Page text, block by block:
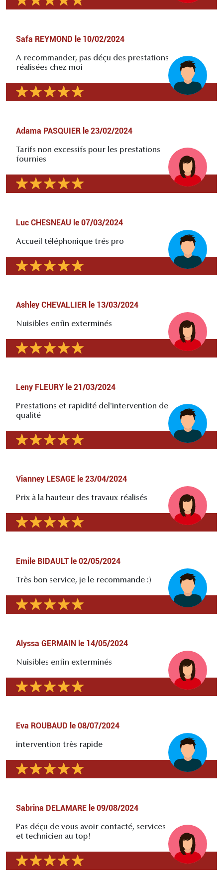
Safa REYMOND le 10/02/2024
A recommander, pas déçu des prestations
réalisées chez moi
Adama PASQUIER le 23/02/2024
Tarifs non excessifs pour les prestations
fournies
Luc CHESNEAU le 07/03/2024
Accueil téléphonique trés pro
Ashley CHEVALLIER le 13/03/2024
Nuisibles enfin exterminés
Leny FLEURY le 21/03/2024
Prestations et rapidité del'intervention de
qualité
Vianney LESAGE le 23/04/2024
Prix à la hauteur des travaux réalisés
Emile BIDAULT le 02/05/2024
Très bon service, je le recommande :)
Alyssa GERMAIN le 14/05/2024
Nuisibles enfin exterminés
Eva ROUBAUD le 08/07/2024
intervention très rapide
Sabrina DELAMARE le 09/08/2024
Pas déçu de vous avoir contacté, services
et technicien au top!